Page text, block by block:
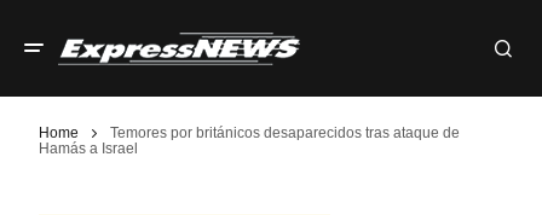
Home
Temores por británicos desaparecidos tras ataque de
Hamás a Israel